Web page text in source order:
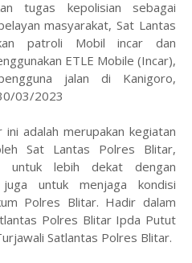
tugas kepolisian sebagai
masyarakat, Sat Lantas
patroli Mobil incar dan
ETLE Mobile (Incar),
jalan di Kanigoro,
03/2023
adalah merupakan kegiatan
Sat Lantas Polres Blitar,
untuk lebih dekat dengan
untuk menjaga kondisi
Polres Blitar. Hadir dalam
Polres Blitar Ipda Putut
Satlantas Polres Blitar.